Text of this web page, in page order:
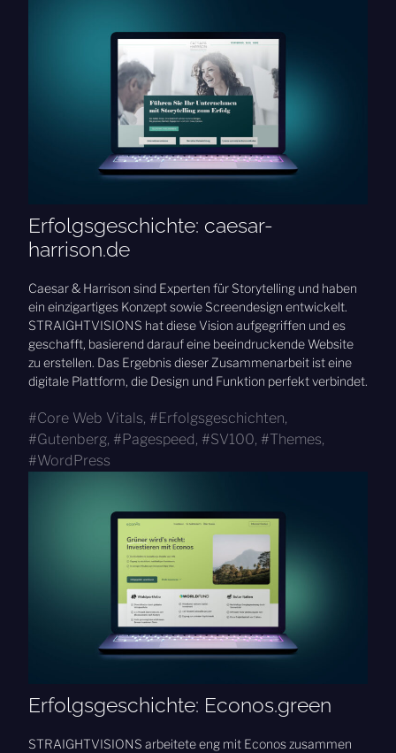
Erfolgsgeschichte: caesar-
harrison.de
Caesar & Harrison sind Experten für Storytelling und haben
ein einzigartiges Konzept sowie Screendesign entwickelt.
STRAIGHTVISIONS hat diese Vision aufgegriffen und es
geschafft, basierend darauf eine beeindruckende Website
zu erstellen. Das Ergebnis dieser Zusammenarbeit ist eine
digitale Plattform, die Design und Funktion perfekt verbindet.
Core Web Vitals, Erfolgsgeschichten,
Gutenberg, Pagespeed, SV100, Themes,
WordPress
Erfolgsgeschichte: Econos.green
STRAIGHTVISIONS arbeitete eng mit Econos zusammen